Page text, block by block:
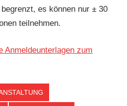
es können nur ± 30
teilnehmen.
Anmeldeunterlagen zum